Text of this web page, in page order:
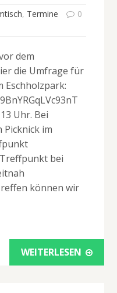
, Termine
0
dem
die Umfrage für
Eschholzpark:
Uhr. Bei
im
bei
können wir
WEITERLESEN